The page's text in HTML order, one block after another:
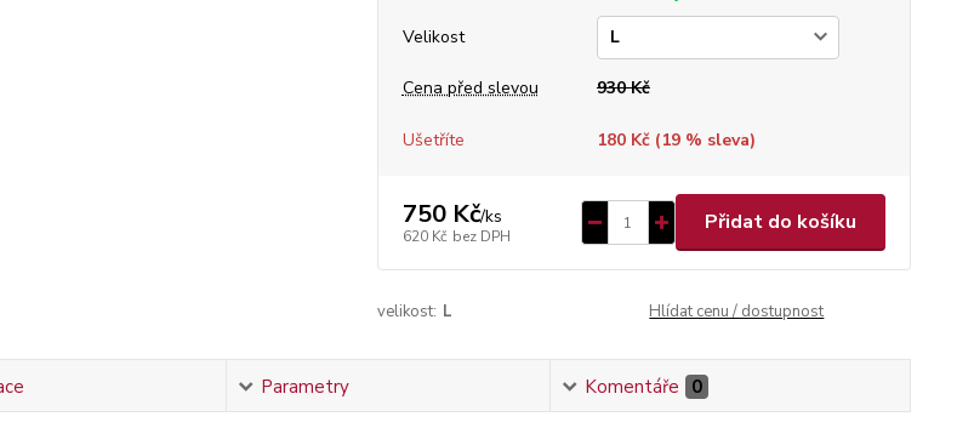
Velikost
Cena před slevou 930 Kč
Ušetříte 180 Kč (19% sleva)
750 Kč/ks
620 Kč bez DPH
Přidat do košíku
velikost: L Hlídat cenu / dostupnost
Parametry Komentáře 0